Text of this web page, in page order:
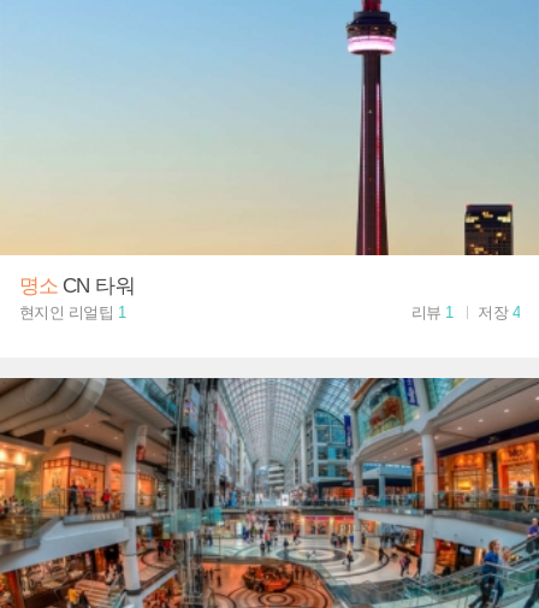
명소 CN 타워
현지인 리얼팁 1 리뷰 1 저장 4